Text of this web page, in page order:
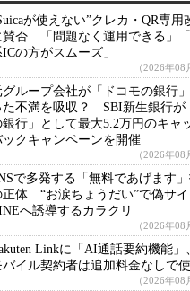
が使えない”クレカ・QR専用
賛否 「問題なく運用できる」
ICの方がスムーズ」
（2026年08
グループ会社が「ドコモの銀行
た不満を吸収？ SBI新生銀行が
銀行」として最大5.2万円のキャ
ックキャンペーンを開催
（2026年08
で多発する「無料であげます
正体 “お涙ちょうだい”で偽サ
へ誘導するカラクリ
（2026年08
Linkに「AI通話要約機能」
バイル契約者は追加料金なしで
（2026年08